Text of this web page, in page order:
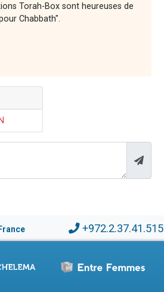
Torah-Box sont heureuses de
Chabbath".
France +972.2.37.41.515